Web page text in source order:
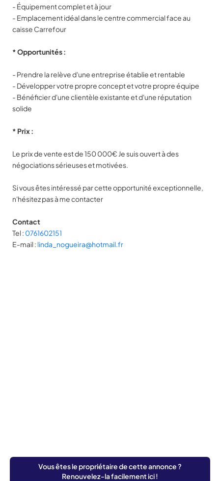
- Équipement complet et à jour
- Emplacement idéal dans le centre commercial face au
caisse Carrefour
* Opportunités :
- Prendre la relève d'une entreprise établie et rentable
- Développer votre propre concept et votre propre équipe
- Bénéficier d'une clientèle existante et d'une réputation
solide
* Prix :
Le prix de vente est de 150 000€ Je suis ouvert à des
négociations sérieuses et motivées.
Si vous êtes intéressé par cette opportunité exceptionnelle,
n'hésitez pas à me contacter
Contact
Tel : 0761602151
E-mail : linda_nogueira@hotmail.fr
Vous êtes le propriétaire de cette annonce ?
Renouvelez-la facilement ici !